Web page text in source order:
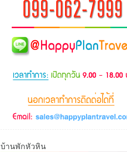
บ้านพักหัวหิน